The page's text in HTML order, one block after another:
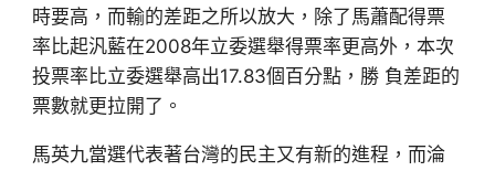
時要高，而輸的差距之所以放大，除了馬蕭配得票
率比起汎藍在2008年立委選舉得票率更高外，本次
投票率比立委選舉高出17.83個百分點，勝 負差距的
票數就更拉開了。
馬英九當選代表著台灣的民主又有新的進程，而淪